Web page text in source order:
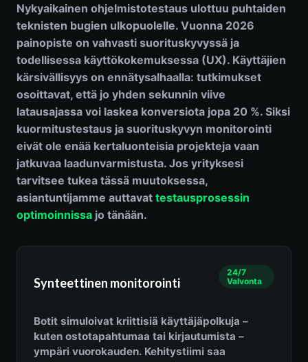
Nykyaikainen ohjelmistotestaus ulottuu puhtaiden
teknisten bugien ulkopuolelle. Vuonna 2026
painopiste on vahvasti suorituskyvyssä ja
todellisessa käyttökokemuksessa (UX). Käyttäjien
kärsivällisyys on ennätysalhaalla: tutkimukset
osoittavat, että jo yhden sekunnin viive
latausajassa voi laskea konversiota jopa 20 %. Siksi
kuormitustestaus ja suorituskyvyn monitorointi
eivät ole enää kertaluonteisia projekteja vaan
jatkuvaa laadunvarmistusta. Jos yrityksesi
tarvitsee tukea tässä muutoksessa,
asiantuntijamme auttavat testausprosessin
optimoinnissa jo tänään.
Synteettinen monitorointi
24/7
Valvonta
Botit simuloivat kriittisiä käyttäjäpolkuja –
kuten ostotapahtumaa tai kirjautumista –
ympäri vuorokauden. Kehitystiimi saa